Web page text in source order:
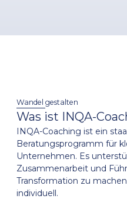
Wandel gestalten
Was ist INQA-
INQA-Coaching ist ein
Beratungsprogramm für
Unternehmen. Es
Zusammenarbeit und
Transformation zu
individuell.